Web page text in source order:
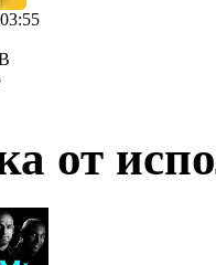
03:55
от